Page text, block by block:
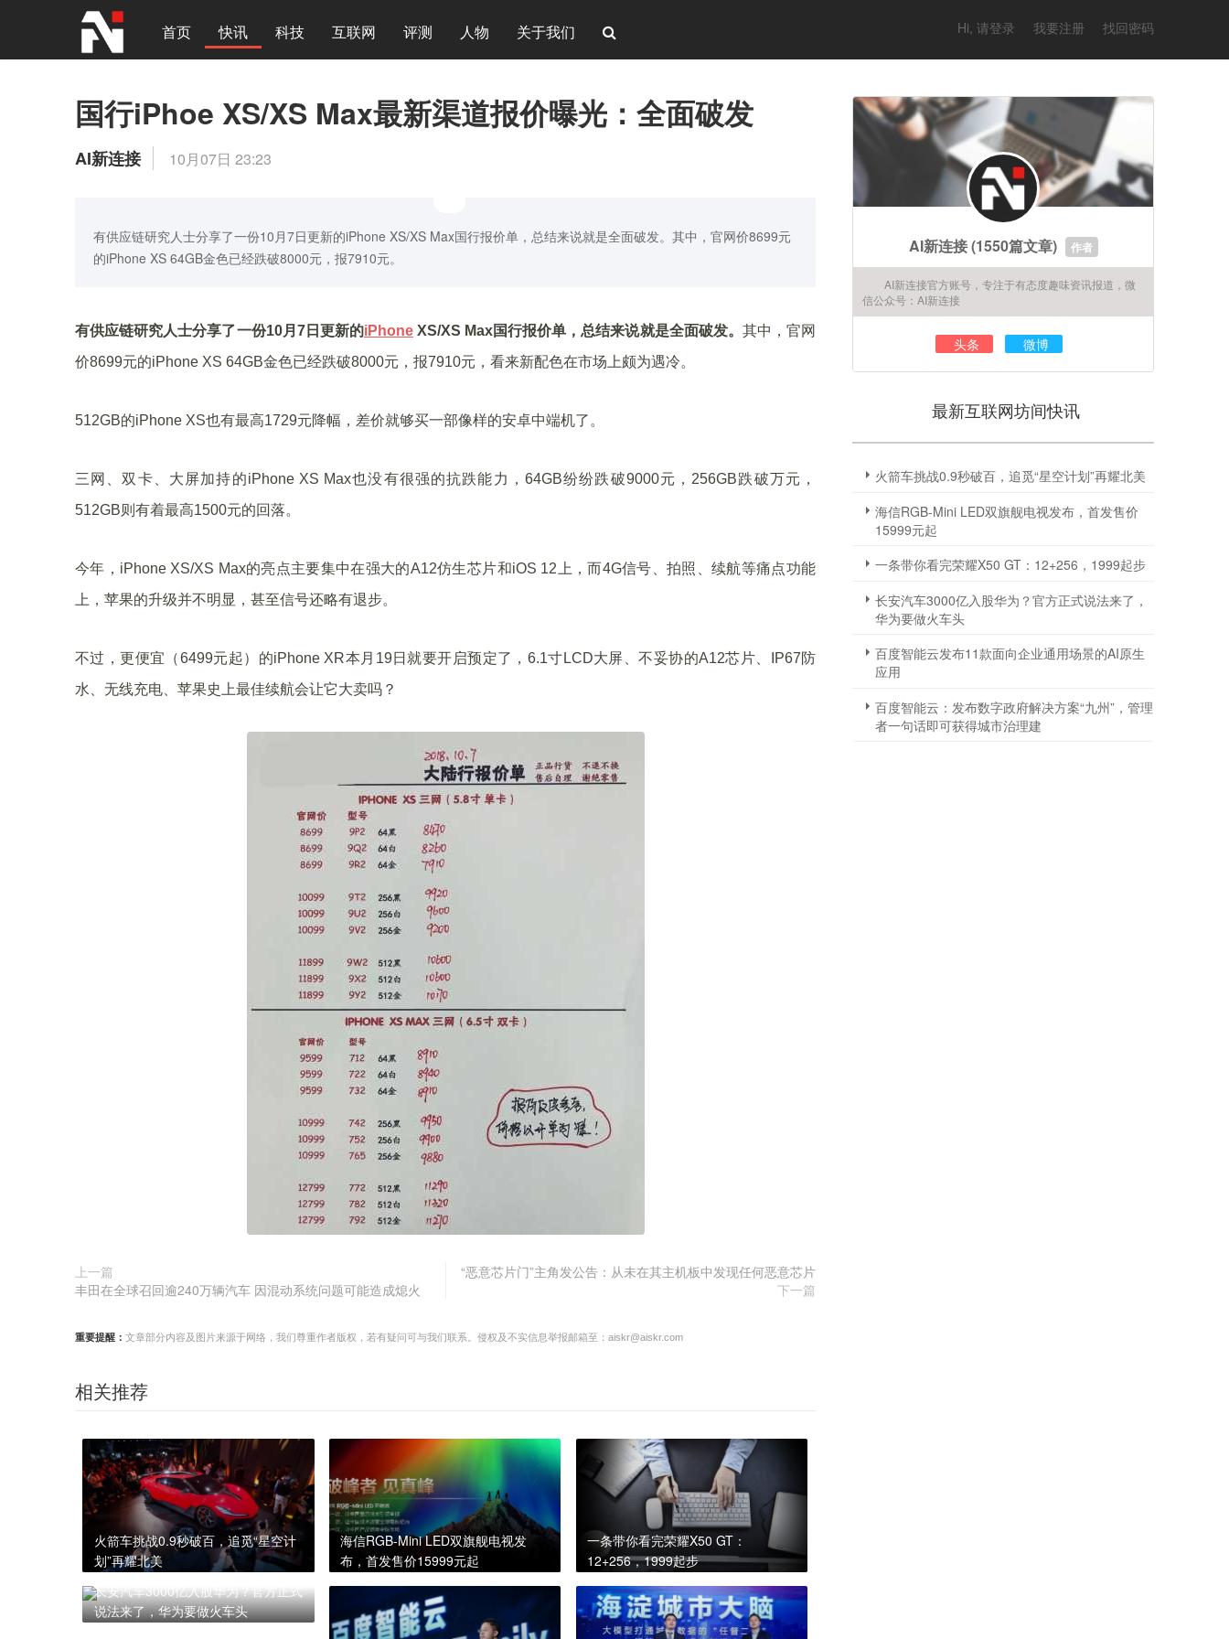
首页 快讯 科技 互联网 评测 人物 关于我们 Hi, 请登录 我要注册 找回密码
国行iPhoe XS/XS Max最新渠道报价曝光：全面破发
AI新连接 10月07日 23:23
有供应链研究人士分享了一份10月7日更新的iPhone XS/XS Max国行报价单，总结来说就是全面破发。其中，官网价8699元
的iPhone XS 64GB金色已经跌破8000元，报7910元。
有供应链研究人士分享了一份10月7日更新的iPhoneXS/XS Max国行报价单，总结来说就是全面破发。 其中，官网
价8699元的iPhone XS 64GB金色已经跌破8000元，报7910元，看来新配色在市场上颇为遇冷。
512GB的iPhone XS也有最高1729元降幅，差价就够买一部像样的安卓中端机了。
三网、双卡、大屏加持的iPhone XS Max也没有很强的抗跌能力，64GB纷纷跌破9000元，256GB跌破万元，
512GB则有着最高1500元的回落。
今年，iPhone XS/XS Max的亮点主要集中在强大的A12仿生芯片和iOS 12上，而4G信号、拍照、续航等痛点功能
上，苹果的升级并不明显，甚至信号还略有退步。
不过，更便宜（6499元起）的iPhone XR本月19日就要开启预定了，6.1寸LCD大屏、不妥协的A12芯片、IP67防
水、无线充电、苹果史上最佳续航会让它大卖吗？
上一篇
丰田在全球召回逾240万辆汽车 因混动系统问题可能造成熄火
“恶意芯片门”主角发公告：从未在其主机板中发现任何恶意芯片
下一篇
重要提醒： 文章部分内容及图片来源于网络，我们尊重作者版权，若有疑问可与我们联系。侵权及不实信息举报邮箱至：aiskr@aiskr.com
相关推荐
火箭车挑战0.9秒破百，追觅“星空计
划”再耀北美
海信RGB-Mini LED双旗舰电视发
布，首发售价15999元起
一条带你看完荣耀X50 GT：
12+256，1999起步
长安汽车3000亿入股华为？官方正式
说法来了，华为要做火车头
AI新连接(1550篇文章) 作者
AI新连接官方账号，专注于有态度趣味资讯报道，微
信公众号：AI新连接
头条 微博
最新互联网坊间快讯
火箭车挑战0.9秒破百，追觅“星空计划”再耀北美
海信RGB-Mini LED双旗舰电视发布，首发售价
15999元起
一条带你看完荣耀X50 GT：12+256，1999起步
长安汽车3000亿入股华为？官方正式说法来了，
华为要做火车头
百度智能云发布11款面向企业通用场景的AI原生
应用
百度智能云：发布数字政府解决方案“九州”，管理
者一句话即可获得城市治理建